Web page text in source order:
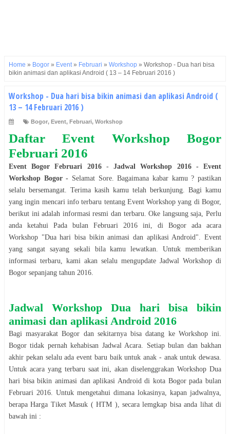
Home » Bogor » Event» Februari » Workshop » Workshop - Dua hari bisa
bikin animasi dan aplikasi Android ( 13 – 14 Februari 2016 )
Workshop - Dua hari bisa bikin animasi dan aplikasi Android (
13 – 14 Februari 2016 )
Bogor, Event, Februari, Workshop
Daftar Event Workshop
Bogor
Februari 2016
EventBogor Februari 2016-JadwalWorkshop 2016- Event
Workshop Bogor- Selamat Sore. Bagaimana kabar kamu ? pastikan
selalu bersemangat. Terima kasih kamu telah berkunjung. Bagi kamu
yang ingin mencari info terbaru tentang EventWorkshop yang diBogor,
berikut ini adalah informasi resmi dan terbaru. Oke langsung saja, Perlu
anda ketahui Pada bulan Februari 2016 ini, di Bogor ada acara
Workshop "Dua hari bisa bikin animasi dan aplikasi Android ". Event
yang sangat sayang sekali bila kamu lewatkan. Untuk memberikan
informasi terbaru, kami akan selalu mengupdate Jadwal Workshop di
Bogor sepanjang tahun 2016
Jadwal Workshop
Dua hari bisa bikin
animasi dan aplikasi Android 2016
Bagi masyarakatBogor dan sekitarnya bisa datang ke Workshopini.
Bogor tidak pernah kehabisan Jadwal Acara. Setiap bulan dan bakhan
akhir pekan selalu ada event baru baik untuk anak - anak untuk dewasa.
Untuk acara yang terbaru saat ini, akan diselenggrakanWorkshop Dua
hari bisa bikin animasi dan aplikasi Android di kota Bogorpada bulan
Februari 2016 . Untuk mengetahui dimana lokasinya, kapan jadwalnya,
berapa Harga Tiket Masuk ( HTM ), secara lemgkap bisa anda lihat di
bawah ini :